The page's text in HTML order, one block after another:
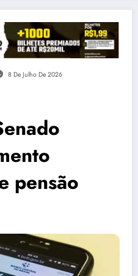
8 De Julho De 2026
pensão